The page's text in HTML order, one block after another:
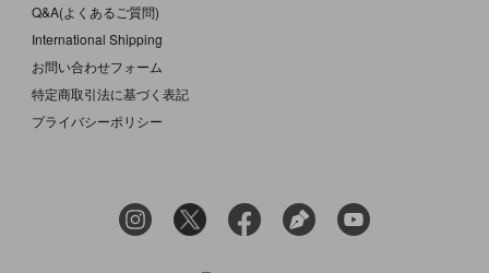
Q&A(よくあるご質問)
International Shipping
お問い合わせフォーム
特定商取引法に基づく表記
プライバシーポリシー